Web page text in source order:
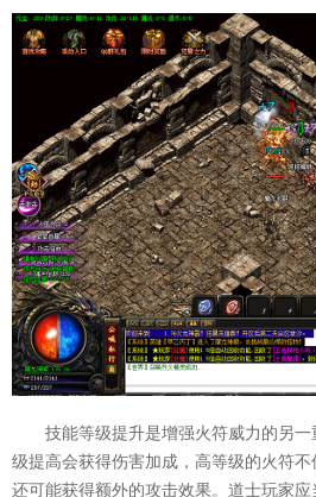
技能等级提升是增强火符威力的另
级提高会获得伤害加成，高等级的火符不
还可能获得额外的攻击效果。道士玩家